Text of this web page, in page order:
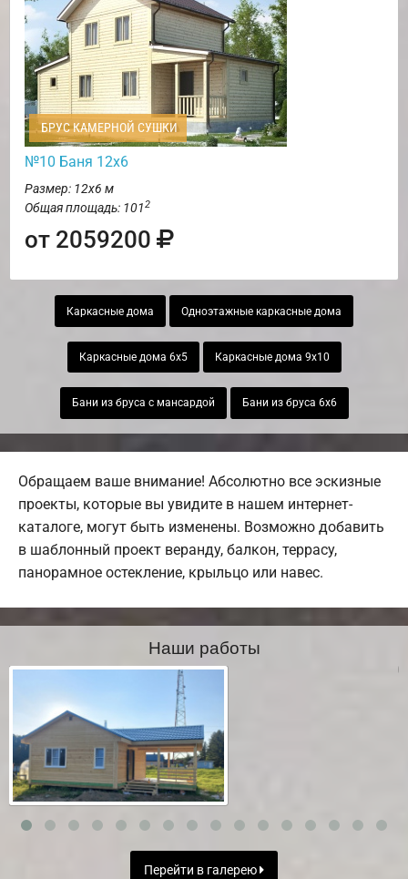
БРУС КАМЕРНОЙ СУШКИ
№10 Баня 12х6
Размер: 12х6 м
Общая площадь: 1012
от 2059200
Каркасные дома Одноэтажные каркасные дома
Каркасные дома 6х5 Каркасные дома 9х10
Бани из бруса с мансардой Бани из бруса 6х6
Обращаем ваше внимание! Абсолютно все эскизные
проекты, которые вы увидите в нашем интернет-
каталоге, могут быть изменены. Возможно добавить
в шаблонный проект веранду, балкон, террасу,
панорамное остекление, крыльцо или навес.
Наши работы
Перейти в галерею